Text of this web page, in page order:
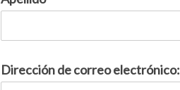
Dirección de correo electrónico: